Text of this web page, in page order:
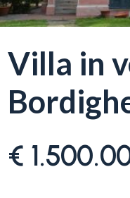
Villa in
€